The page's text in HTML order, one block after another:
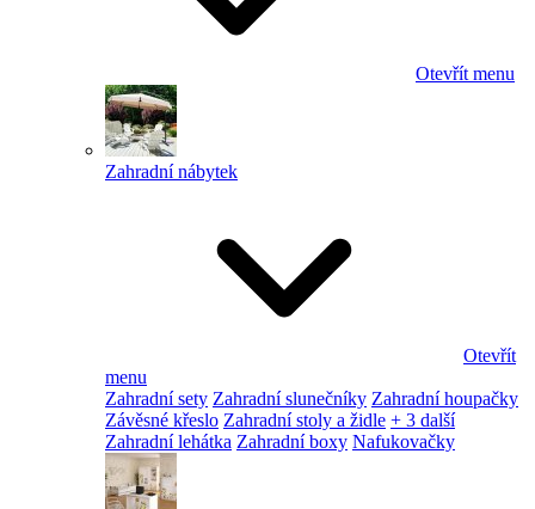
Otevřít menu
Zahradní nábytek
Otevřít
menu
Zahradní sety Zahradní slunečníky Zahradní houpačky
Závěsné křeslo Zahradní stoly a židle + 3 další
Zahradní lehátka Zahradní boxy Nafukovačky